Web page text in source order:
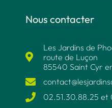
Nous contacter
Les Jardins de
route de Luçon
85540 Saint Cyr
02.51.30.88.25 et